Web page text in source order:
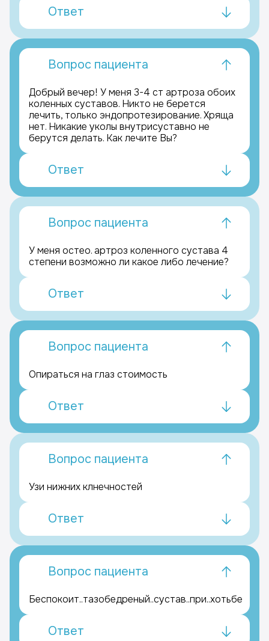
Ответ
Вопрос пациента
Добрый вечер! У меня 3-4 ст артроза обоих
коленных суставов. Никто не берется
лечить, только эндопротезирование. Хряща
нет. Никакие уколы внутрисуставно не
берутся делать. Как лечите Вы?
Ответ
Вопрос пациента
У меня остео. артроз коленного сустава 4
степени возможно ли какое либо лечение?
Ответ
Вопрос пациента
Опираться на глаз стоимость
Ответ
Вопрос пациента
Узи нижних клнечностей
Ответ
Вопрос пациента
Беспокоит..тазобедреный..сустав..при..хотьбе
Ответ